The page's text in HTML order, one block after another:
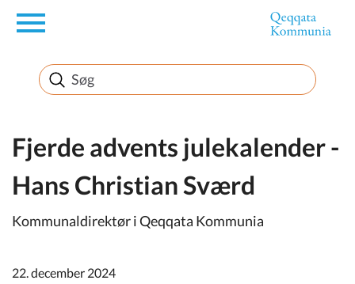
en
Borger
Erhverv
Politik
Fjerde advents julekalender -
Hans Christian Sværd
Kommunaldirektør i Qeqqata Kommunia
22. december 2024